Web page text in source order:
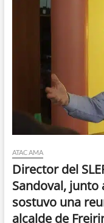
ATACAMA
Director del
Sandoval, junto
sostuvo una
alcalde de